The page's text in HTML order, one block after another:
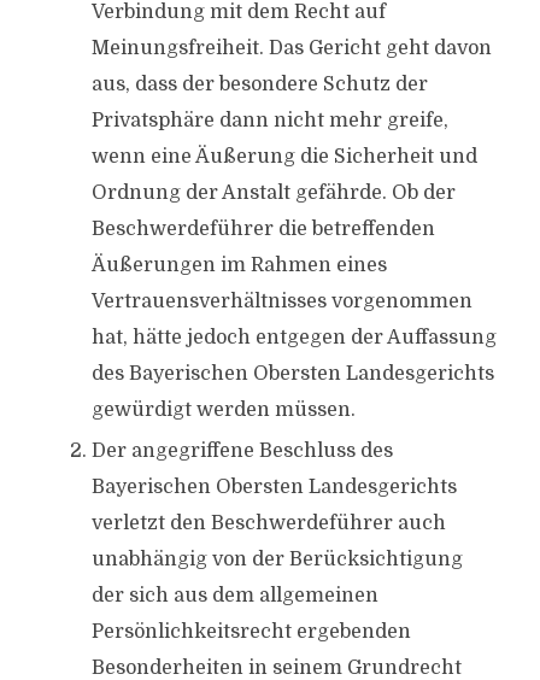
Verbindung mit dem Recht auf
Meinungsfreiheit. Das Gericht geht davon
aus, dass der besondere Schutz der
Privatsphäre dann nicht mehr greife,
wenn eine Äußerung die Sicherheit und
Ordnung der Anstalt gefährde. Ob der
Beschwerdeführer die betreffenden
Äußerungen im Rahmen eines
Vertrauensverhältnisses vorgenommen
hat, hätte jedoch entgegen der Auffassung
des Bayerischen Obersten Landesgerichts
gewürdigt werden müssen.
Der angegriffene Beschluss des
Bayerischen Obersten Landesgerichts
verletzt den Beschwerdeführer auch
unabhängig von der Berücksichtigung
der sich aus dem allgemeinen
Persönlichkeitsrecht ergebenden
Besonderheiten in seinem Grundrecht